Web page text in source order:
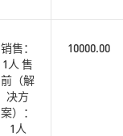
销售：
1人 售
前（解
决方
案）：
1人
10000.00